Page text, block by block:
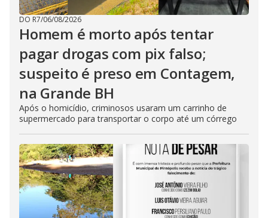
DO R7/06/08/2026
Homem é morto após tentar
pagar drogas com pix falso;
suspeito é preso em Contagem,
na Grande BH
Após o homicídio, criminosos usaram um carrinho de
supermercado para transportar o corpo até um córrego